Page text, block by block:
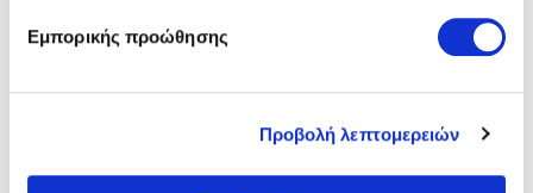
Εμπορικής προώθησης
Προβολή λεπτομερειών
ImacSneakers
59,00 €